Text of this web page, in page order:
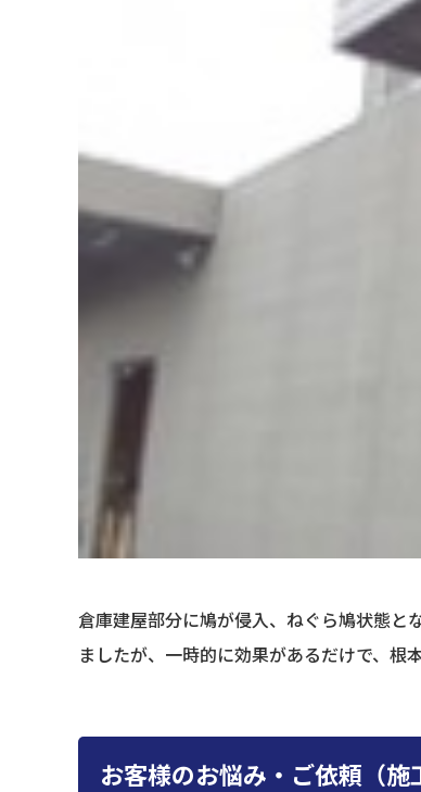
倉庫建屋部分に鳩が侵入、ねぐら鳩状態と
ましたが、一時的に効果があるだけで、根
お客様のお悩み・ご依頼（施